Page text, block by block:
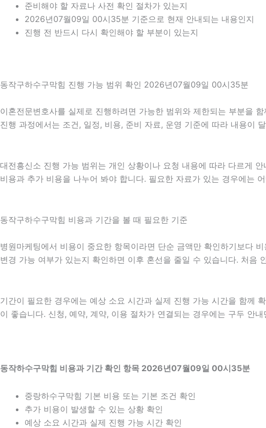
준비해야 할 자료나 사전 확인 절차가 있는지
2026년07월09일 00시35분 기준으로 현재 안내되는 내용인지
진행 전 반드시 다시 확인해야 할 부분이 있는지
동작구하수구막힘 진행 가능 범위 확인 2026년07월09일 00시35분
이혼전문변호사를 실제로 진행하려면 가능한 범위와 제한되는 부분을
진행 과정에서는 조건, 일정, 비용, 준비 자료, 운영 기준에 따라 내용이
대전흥신소 진행 가능 범위는 개인 상황이나 요청 내용에 따라 다르게
비용과 추가 비용을 나누어 봐야 합니다. 필요한 자료가 있는 경우에는
동작구하수구막힘 비용과 기간을 볼 때 필요한 기준
병원마케팅에서 비용이 중요한 항목이라면 단순 금액만 확인하기보다
변경 가능 여부가 있는지 확인하면 이후 혼선을 줄일 수 있습니다. 처음
기간이 필요한 경우에는 예상 소요 시간과 실제 진행 가능 시간을 함께
이 좋습니다. 신청, 예약, 계약, 이용 절차가 연결되는 경우에는 구두 안
동작하수구막힘 비용과 기간 확인 항목 2026년07월09일 00시35분
중랑하수구막힘 기본 비용 또는 기본 조건 확인
추가 비용이 발생할 수 있는 상황 확인
예상 소요 시간과 실제 진행 가능 시간 확인